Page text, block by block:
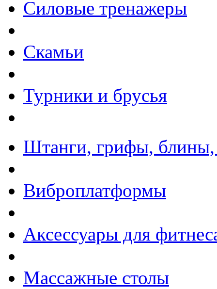
Силовые тренажеры
Скамьи
Турники и брусья
Штанги, грифы, блины,
Виброплатформы
Аксессуары для
Массажные столы